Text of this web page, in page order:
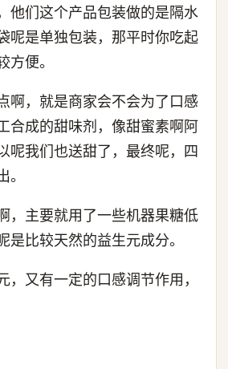
他们这个产品包装做的是隔水
呢是单独包装，那平时你吃起
方便。
啊，就是商家会不会为了口感
合成的甜味剂，像甜蜜素啊阿
呢我们也送甜了，最终呢，四
。
，主要就用了一些机器果糖低
是比较天然的益生元成分。
，又有一定的口感调节作用，